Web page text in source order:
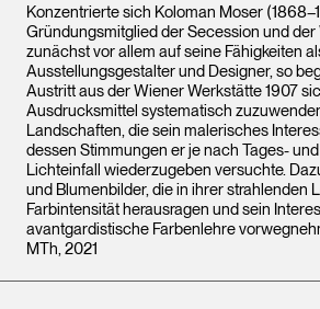
Konzentrierte sich Koloman Moser
Gründungsmitglied der Secession und
zunächst vor allem auf seine Fähigkeiten
Ausstellungsgestalter und Designer, so
Austritt aus der Wiener Werkstätte 1907
Ausdrucksmittel systematisch
Landschaften, die sein malerisches
dessen Stimmungen er je nach Tages-
Lichteinfall wiederzugeben versuchte.
und Blumenbilder, die in ihrer strahlenden
Farbintensität herausragen und sein
avantgardistische Farbenlehre
MTh, 2021